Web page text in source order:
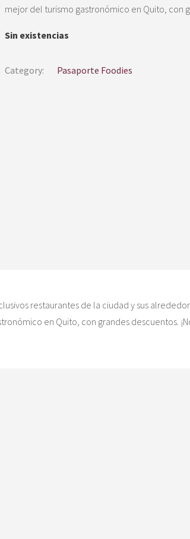
mejor del turismo gastronómico en Quito, con
Sin existencias
Category: Pasaporte Foodies
restaurantes de la ciudad y sus
en Quito, con grandes descuentos.